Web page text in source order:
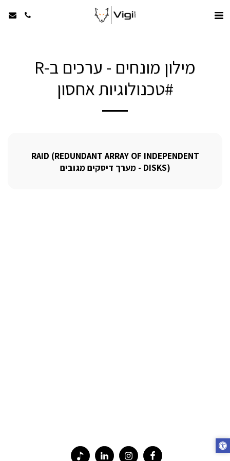
מילון מונחים - ערכים ב-R
#טכנולוגיות אחסון
RAID (REDUNDANT ARRAY OF INDEPENDENT
DISKS) - מערך דיסקים מגובים